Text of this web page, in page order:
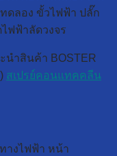
ดลอง ขั้วไฟฟ้า ปลั๊ก
ฟฟ้าลัดวงจร
นำสินค้า BOSTER
สเปรย์คอนแทคคลีน
างไฟฟ้า หน้า